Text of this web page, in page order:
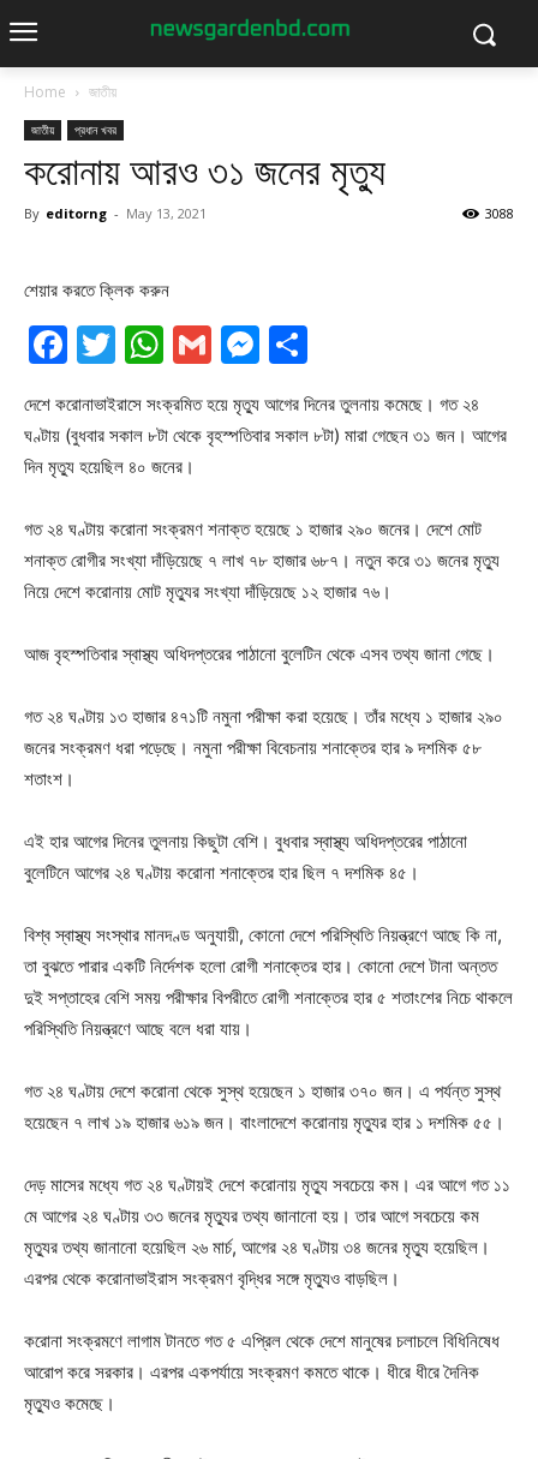
Home জাতীয়
জাতীয় প্রধান খবর
করোনায় আরও ৩১ জনের মৃত্যু
By editorng - May 13, 2021 3088
শেয়ার করতে ক্লিক করুন
Facebook
Twitter
WhatsApp
GmailMessenger
দেশে করোনাভাইরাসে সংক্রমিত হয়ে মৃত্যু আগের দিনের তুলনায় কমেছে। গত ২৪
ঘণ্টায় (বুধবার সকাল ৮টা থেকে বৃহস্পতিবার সকাল ৮টা) মারা গেছেন ৩১ জন। আগের
দিন মৃত্যু হয়েছিল ৪০ জনের।
গত ২৪ ঘণ্টায় করোনা সংক্রমণ শনাক্ত হয়েছে ১ হাজার ২৯০ জনের। দেশে মোট
শনাক্ত রোগীর সংখ্যা দাঁড়িয়েছে ৭ লাখ ৭৮ হাজার ৬৮৭। নতুন করে ৩১ জনের মৃত্যু
নিয়ে দেশে করোনায় মোট মৃত্যুর সংখ্যা দাঁড়িয়েছে ১২ হাজার ৭৬।
আজ বৃহস্পতিবার স্বাস্থ্য অধিদপ্তরের পাঠানো বুলেটিন থেকে এসব তথ্য জানা গেছে।
গত ২৪ ঘণ্টায় ১৩ হাজার ৪৭১টি নমুনা পরীক্ষা করা হয়েছে। তাঁর মধ্যে ১ হাজার ২৯০
জনের সংক্রমণ ধরা পড়েছে। নমুনা পরীক্ষা বিবেচনায় শনাক্তের হার ৯ দশমিক ৫৮
শতাংশ।
এই হার আগের দিনের তুলনায় কিছুটা বেশি। বুধবার স্বাস্থ্য অধিদপ্তরের পাঠানো
বুলেটিনে আগের ২৪ ঘণ্টায় করোনা শনাক্তের হার ছিল ৭ দশমিক ৪৫।
বিশ্ব স্বাস্থ্য সংস্থার মানদণ্ড অনুযায়ী, কোনো দেশে পরিস্থিতি নিয়ন্ত্রণে আছে কি না,
তা বুঝতে পারার একটি নির্দেশক হলো রোগী শনাক্তের হার। কোনো দেশে টানা অন্তত
দুই সপ্তাহের বেশি সময় পরীক্ষার বিপরীতে রোগী শনাক্তের হার ৫ শতাংশের নিচে থাকলে
পরিস্থিতি নিয়ন্ত্রণে আছে বলে ধরা যায়।
গত ২৪ ঘণ্টায় দেশে করোনা থেকে সুস্থ হয়েছেন ১ হাজার ৩৭০ জন। এ পর্যন্ত সুস্থ
হয়েছেন ৭ লাখ ১৯ হাজার ৬১৯ জন। বাংলাদেশে করোনায় মৃত্যুর হার ১ দশমিক ৫৫।
দেড় মাসের মধ্যে গত ২৪ ঘণ্টায়ই দেশে করোনায় মৃত্যু সবচেয়ে কম। এর আগে গত ১১
মে আগের ২৪ ঘণ্টায় ৩৩ জনের মৃত্যুর তথ্য জানানো হয়। তার আগে সবচেয়ে কম
মৃত্যুর তথ্য জানানো হয়েছিল ২৬ মার্চ, আগের ২৪ ঘণ্টায় ৩৪ জনের মৃত্যু হয়েছিল।
এরপর থেকে করোনাভাইরাস সংক্রমণ বৃদ্ধির সঙ্গে মৃত্যুও বাড়ছিল।
করোনা সংক্রমণে লাগাম টানতে গত ৫ এপ্রিল থেকে দেশে মানুষের চলাচলে বিধিনিষেধ
আরোপ করে সরকার। এরপর একপর্যায়ে সংক্রমণ কমতে থাকে। ধীরে ধীরে দৈনিক
মৃত্যুও কমেছে।